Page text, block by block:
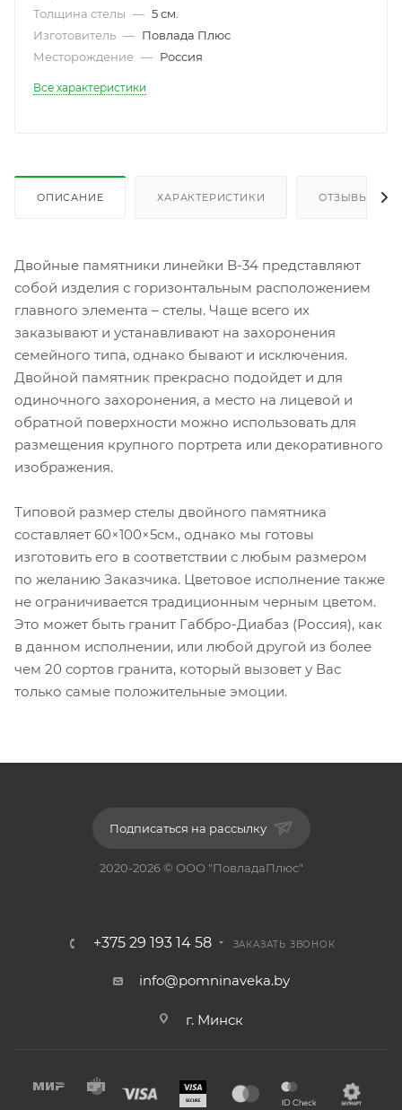
Толщина стелы — 5 см.
Изготовитель — Повлада Плюс
Месторождение — Россия
Все характеристики
ОПИСАНИЕ ХАРАКТЕРИСТИКИ ОТЗЫВЫ
Двойные памятники линейки B-34 представляют
собой изделия с горизонтальным расположением
главного элемента – стелы. Чаще всего их
заказывают и устанавливают на захоронения
семейного типа, однако бывают и исключения.
Двойной памятник прекрасно подойдет и для
одиночного захоронения, а место на лицевой и
обратной поверхности можно использовать для
размещения крупного портрета или декоративного
изображения.
Типовой размер стелы двойного памятника
составляет 60×100×5см., однако мы готовы
изготовить его в соответствии с любым размером
по желанию Заказчика. Цветовое исполнение также
не ограничивается традиционным черным цветом.
Это может быть гранит Габбро-Диабаз (Россия), как
в данном исполнении, или любой другой из более
чем 20 сортов гранита, который вызовет у Вас
только самые положительные эмоции.
Подписаться на рассылку
2020-2026 © ООО "ПовладаПлюс"
+375 29 193 14 58 ЗАКАЗАТЬ ЗВОНОК
info@pomninaveka.by
г. Минск